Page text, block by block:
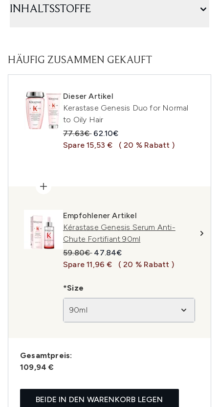
INHALTSSTOFFE
HÄUFIG ZUSAMMEN GEKAUFT
Dieser Artikel
Kerastase Genesis Duo for Normal
to Oily Hair
Unverbindliche Preisempfehlung:
77.63€ Aktueller Preis:
62.10€
Spare 15,53 €
( 20 % Rabatt )
Empfohlener Artikel
Kérastase Genesis Serum Anti-
Chute Fortifiant 90ml
Unverbindliche Preisempfehlung:
59.80€ Aktueller Preis:
47.84€
Spare 11,96 €
( 20 % Rabatt )
*Size
90ml
Gesamtpreis:
109,94 €
BEIDE IN DEN WARENKORB LEGEN